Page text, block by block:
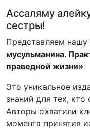
Ассаляму
сестры!
Представляем нашу
мусульманина.
праведной жизни»
Это уникальное
знаний для тех, кто
Авторы охватили
момента принятия